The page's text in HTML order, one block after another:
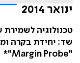
ינואר 2014
טכנולוגיה לשמירת
שד: יחידת בקרה
"Margin Probe"*